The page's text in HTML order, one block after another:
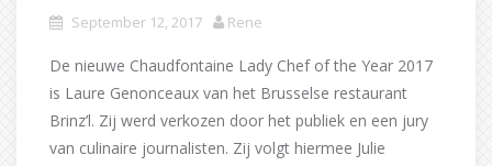
September 12, 2017 Rene
De nieuwe Chaudfontaine Lady Chef of the Year 2017
is Laure Genonceaux van het Brusselse restaurant
Brinz’l. Zij werd verkozen door het publiek en een jury
van culinaire journalisten. Zij volgt hiermee Julie